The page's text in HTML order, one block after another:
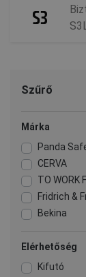
S3L
Szűrő
Márka
Panda
CERVA
TO WORK
Fridrich &
Bekina
Elérhetőség
Kifutó